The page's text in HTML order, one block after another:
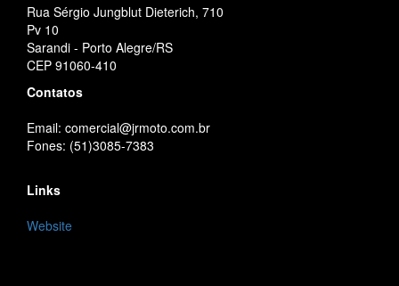
Rua Sérgio Jungblut Dieterich, 710
Pv 10
Sarandi - Porto Alegre/RS
CEP 91060-410
Contatos
Email: comercial@jrmoto.com.br
Fones: (51)3085-7383
Links
Website